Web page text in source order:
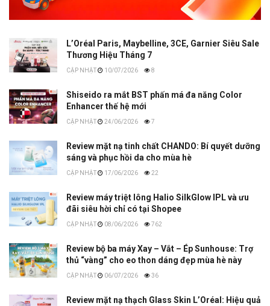
L’Oréal Paris, Maybelline, 3CE, Garnier Siêu Sale
Thương Hiệu Tháng 7
10/07/2026 8
Shiseido ra mắt BST phấn má đa năng Color
Enhancer thế hệ mới
24/06/2026 7
Review mặt nạ tinh chất CHANDO: Bí quyết dưỡng
sáng và phục hồi da cho mùa hè
17/06/2026 22
Review máy triệt lông Halio SilkGlow IPL và ưu
đãi siêu hời chỉ có tại Shopee
08/06/2026 762
Review bộ ba máy Xay – Vắt – Ép Sunhouse: Trợ
thủ “vàng” cho eo thon dáng đẹp mùa hè này
06/07/2026 36
Review mặt nạ thạch Glass Skin L’Oréal: Hiệu quả